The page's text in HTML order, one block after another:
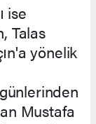
ise
Talas
yönelik
Mustafa